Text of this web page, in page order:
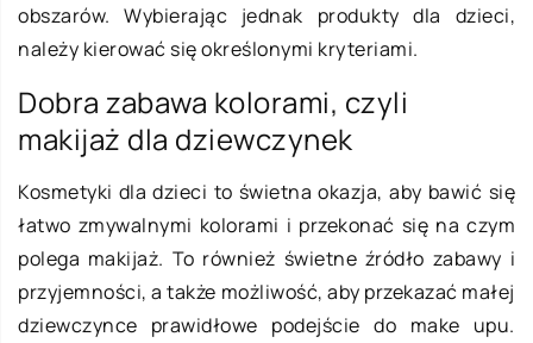
obszarów. Wybierając jednak produkty dla dzieci,
należy kierować się określonymi kryteriami.
Dobra zabawa kolorami, czyli
makijaż dla dziewczynek
Kosmetyki dla dzieci to świetna okazja, aby bawić się
łatwo zmywalnymi kolorami i przekonać się na czym
polega makijaż. To również świetne źródło zabawy i
przyjemności, a także możliwość, aby przekazać małej
dziewczynce prawidłowe podejście do make upu.